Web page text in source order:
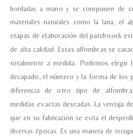
bordadas a mano y se componen de
materiales naturales como la lana, el
etapas de elaboración del patchwork
de alta calidad. Estas alfombras se
totalmente a medida. Podemos
decapado, el número y la forma de los
diferencia de otro tipo de
medidas exactas deseadas.La ventaja
que en su fabricación se evita el
diversas épocas. Es una manera de
Nombre y apellido*
*